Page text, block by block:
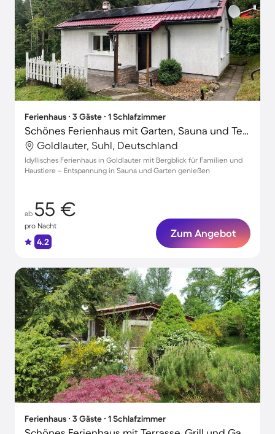
Ferienhaus ∙ 3 Gäste ∙ 1 Schlafzimmer
Schönes Ferienhaus mit Garten, Sauna und Terrasse | Bergblick | Haustiere sind willkommen
Goldlauter, Suhl, Deutschland
Idyllisches Ferienhaus in Goldlauter mit Bergblick für Familien und
Haustiere – Entspannung in Sauna und Garten genießen
ab 55 €
pro Nacht
4.2
Zum Angebot
Ferienhaus ∙ 3 Gäste ∙ 1 Schlafzimmer